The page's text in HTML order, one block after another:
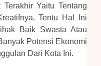
Yaitu Tentang
Tentu Hal Ini
Baik Swasta Atau
Potensi Ekonomi
Dari Kota Ini.